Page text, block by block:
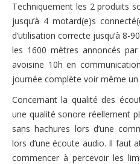
Techniquement les 2 produits
jusqu’à 4 motard(e)s
d’utilisation correcte jusqu’à 8-
les 1600 mètres annoncés par
avoisine 10h en
journée complète voir même un
Concernant la qualité des
une qualité sonore réellement
sans hachures lors d’une
lors d’une écoute audio. Il faut
commencer à percevoir les